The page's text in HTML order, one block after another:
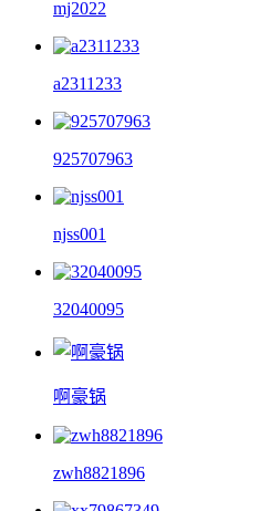
mj2022
a2311233
925707963
njss001
32040095
啊豪锅
zwh8821896